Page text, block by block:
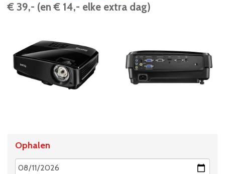
€ 39,- (en € 14,- elke extra dag)
Ophalen